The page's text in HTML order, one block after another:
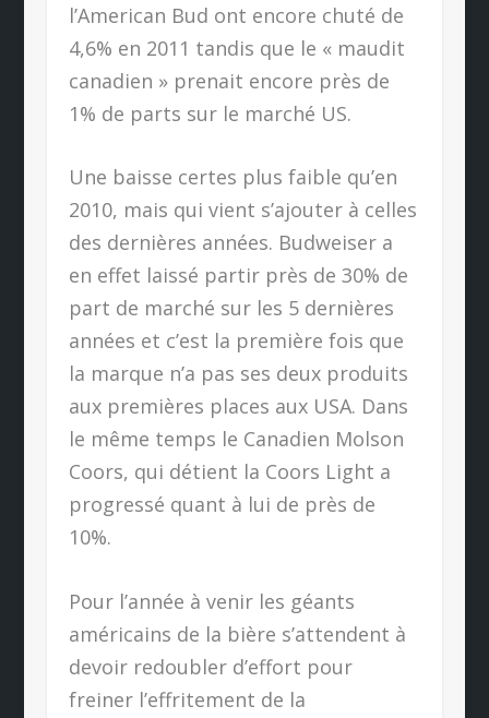
l’American Bud ont encore chuté de
4,6% en 2011 tandis que le « maudit
canadien » prenait encore près de
1% de parts sur le marché US.
Une baisse certes plus faible qu’en
2010, mais qui vient s’ajouter à celles
des dernières années. Budweiser a
en effet laissé partir près de 30% de
part de marché sur les 5 dernières
années et c’est la première fois que
la marque n’a pas ses deux produits
aux premières places aux USA. Dans
le même temps le Canadien Molson
Coors, qui détient la Coors Light a
progressé quant à lui de près de
10%.
Pour l’année à venir les géants
américains de la bière s’attendent à
devoir redoubler d’effort pour
freiner l’effritement de la